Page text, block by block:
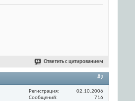
Ответить с цитированием
#9
Регистрация
02.10.2006
Сообщений
716